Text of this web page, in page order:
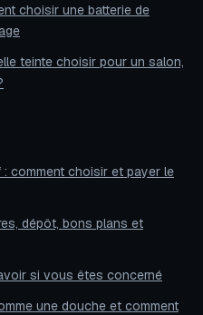
choisir une batterie de
teinte choisir pour un salon,
comment choisir et payer le
dépôt, bons plans et
si vous êtes concerné
une douche et comment